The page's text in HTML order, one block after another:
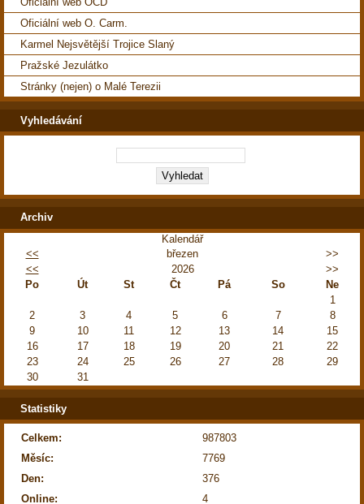
Oficiální web O. Carm.
Karmel Nejsvětější Trojice Slaný
Pražské Jezulátko
Stránky (nejen) o Malé Terezii
Vyhledávání
Archiv
Kalendář
<<
březen
>>
<<
2026
>>
Po
Út St Čt Pá So
Ne
1
2
3 4 5 6 7
8
9
10 11 12 13 14
15
16
17 18 19 20 21
22
23
24 25 26 27 28
29
30
31
Statistiky
Online: 4
Celkem:
987803
Měsíc:
7769
Den:
376